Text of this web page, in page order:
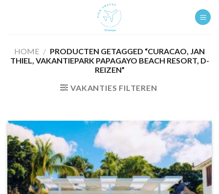
HOME / PRODUCTEN GETAGGED “CURACAO, JAN
THIEL, VAKANTIEPARK PAPAGAYO BEACH RESORT, D-
REIZEN”
VAKANTIES FILTEREN